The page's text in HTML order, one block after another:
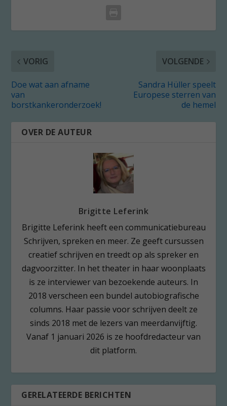
VORIG
Doe wat aan afname
van
borstkankeronderzoek!
VOLGENDE
Sandra Hüller speelt
Europese sterren van
de hemel
OVER DE AUTEUR
Brigitte Leferink
Brigitte Leferink heeft een communicatiebureau
Schrijven, spreken en meer. Ze geeft cursussen
creatief schrijven en treedt op als spreker en
dagvoorzitter. In het theater in haar woonplaats
is ze interviewer van bezoekende auteurs. In
2018 verscheen een bundel autobiografische
columns. Haar passie voor schrijven deelt ze
sinds 2018 met de lezers van meerdanvijftig.
Vanaf 1 januari 2026 is ze hoofdredacteur van
dit platform.
GERELATEERDE BERICHTEN